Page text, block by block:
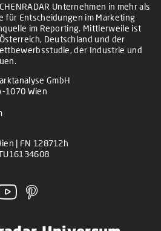
Unternehmen in mehr als
für Entscheidungen im Marketing
im Reporting. Mittlerweile ist
Deutschland und der
der Industrie und
GmbH
1070 Wien
| FN 128712h